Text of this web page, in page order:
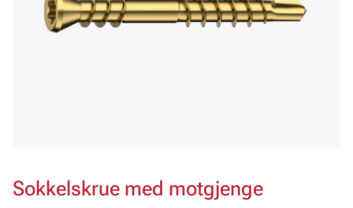
Sokkelskrue med motgjenge